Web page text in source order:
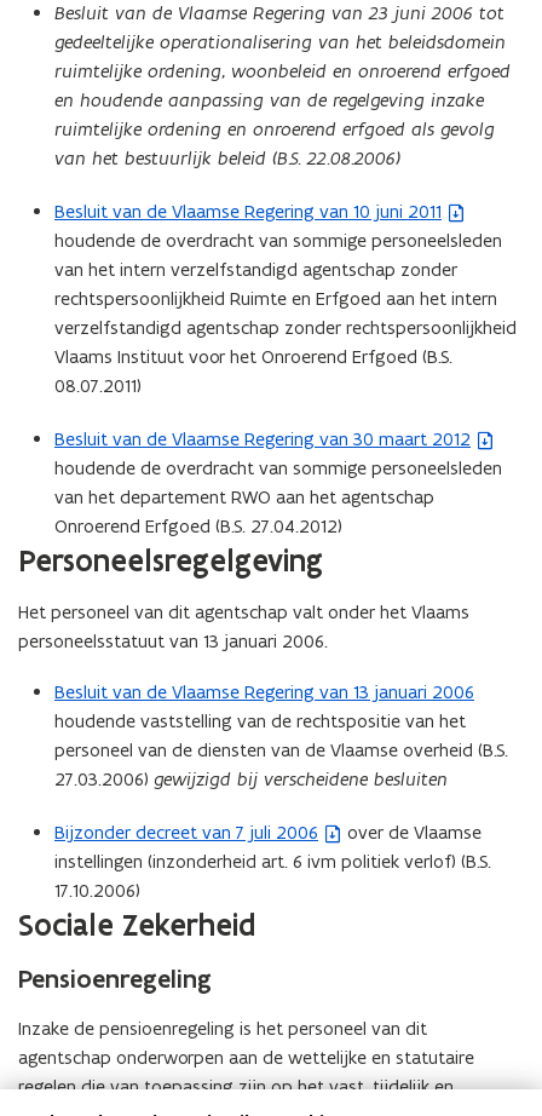
d
o
p
e
n
t
i
n
u
w
e
n
s
t
e
r
)
Besluit van de Vlaamse Regering van 23 juni 2006 tot
gedeeltelijke operationalisering van het beleidsdomein
ruimtelijke ordening, woonbeleid en onroerend erfgoed
en houdende aanpassing van de regelgeving inzake
ruimtelijke ordening en onroerend erfgoed als gevolg
van het bestuurlijk beleid (B.S. 22.08.2006)
Besluit van de Vlaamse Regering van 10 juni 2011
(
b
e
s
t
a
n
o
p
e
n
t
n
n
e
u
w
v
e
n
s
e
houdende de overdracht van sommige personeelsleden
van het intern verzelfstandigd agentschap zonder
rechtspersoonlijkheid Ruimte en Erfgoed aan het intern
verzelfstandigd agentschap zonder rechtspersoonlijkheid
Vlaams Instituut voor het Onroerend Erfgoed (B.S.
08.07.2011)
Besluit van de Vlaamse Regering van 30 maart 2012
(
b
e
s
t
n
d
p
e
n
t
n
n
e
w
v
e
n
houdende de overdracht van sommige personeelsleden
van het departement RWO aan het agentschap
Onroerend Erfgoed (B.S. 27.04.2012)
Personeelsregelgeving
Het personeel van dit agentschap valt onder het Vlaams
personeelsstatuut van 13 januari 2006.
Besluit van de Vlaamse Regering van 13 januari 2006
houdende vaststelling van de rechtspositie van het
personeel van de diensten van de Vlaamse overheid (B.S.
27.03.2006) gewijzigd bij verscheidene besluiten
Bijzonder decreet van 7 juli 2006
(
b
e
s
a
d
o
p
over de Vlaamse
instellingen (inzonderheid art. 6 ivm politiek verlof) (B.S.
17.10.2006)
Sociale Zekerheid
Pensioenregeling
Inzake de pensioenregeling is het personeel van dit
agentschap onderworpen aan de wettelijke en statutaire
regelen die van toepassing zijn op het vast, tijdelijk en